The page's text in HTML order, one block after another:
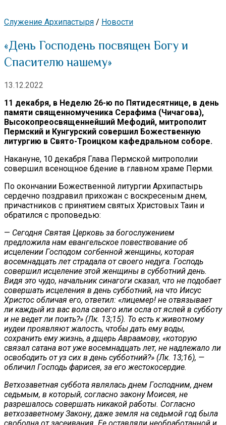
Служение Архипастыря / Новости
«День Господень посвящен Богу и
Спасителю нашему»
13.12.2022
11 декабря, в Неделю 26-ю по Пятидесятнице, в день
памяти священномученика Серафима (Чичагова),
Высокопреосвященнейший Мефодий, митрополит
Пермский и Кунгурский совершил Божественную
литургию в Свято-Троицком кафедральном соборе.
Накануне, 10 декабря Глава Пермской митрополии
совершил всенощное бдение в главном храме Перми.
По окончании Божественной литургии Архипастырь
сердечно поздравил прихожан с воскресеным днем,
причастников с принятием святых Христовых Таин и
обратился с проповедью:
— Сегодня Святая Церковь за богослужением
предложила нам евангельское повествование об
исцелении Господом согбенной женщины, которая
восемнадцать лет страдала от своего недуга. Господь
совершил исцеление этой женщины в субботний день.
Видя это чудо, начальник синагоги сказал, что не подобает
совершать исцеления в день субботний, на что Иисус
Христос обличая его, ответил: «лицемер! не отвязывает
ли каждый из вас вола своего или осла от яслей в субботу
и не ведет ли поить?» (Лк. 13;15). То есть к животному
иудеи проявляют жалость, чтобы дать ему воды,
сохранить ему жизнь, а дщерь Авраамову, «которую
связал сатана вот уже восемнадцать лет, не надлежало ли
освободить от уз сих в день субботний?» (Лк. 13;16), —
обличил Господь фарисея, за его жестокосердие.
Ветхозаветная суббота являлась днем Господним, днем
седьмым, в который, согласно закону Моисея, не
разрешалось совершать никакой работы. Согласно
ветхозаветному Закону, даже земля на седьмой год была